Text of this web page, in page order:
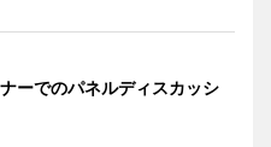
ーでのパネルディスカッシ